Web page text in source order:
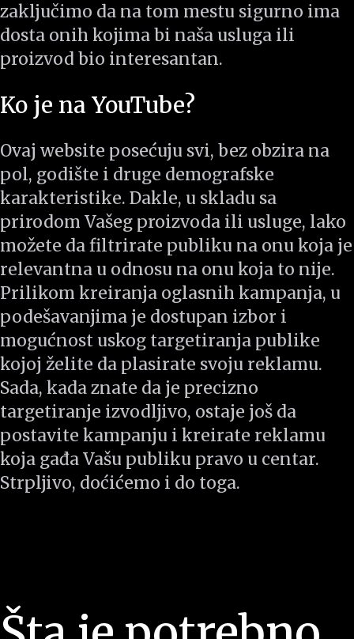
zaključimo da na tom mestu sigurno ima
dosta onih kojima bi naša usluga ili
proizvod bio interesantan.
Ko je na YouTube?
Ovaj website posećuju svi, bez obzira na
pol, godište i druge demografske
karakteristike. Dakle, u skladu sa
prirodom Vašeg proizvoda ili usluge, lako
možete da filtrirate publiku na onu koja je
relevantna u odnosu na onu koja to nije.
Prilikom kreiranja oglasnih kampanja, u
podešavanjima je dostupan izbor i
mogućnost uskog targetiranja publike
kojoj želite da plasirate svoju reklamu.
Sada, kada znate da je precizno
targetiranje izvodljivo, ostaje još da
postavite kampanju i kreirate reklamu
koja gađa Vašu publiku pravo u centar.
Strpljivo, doćićemo i do toga.